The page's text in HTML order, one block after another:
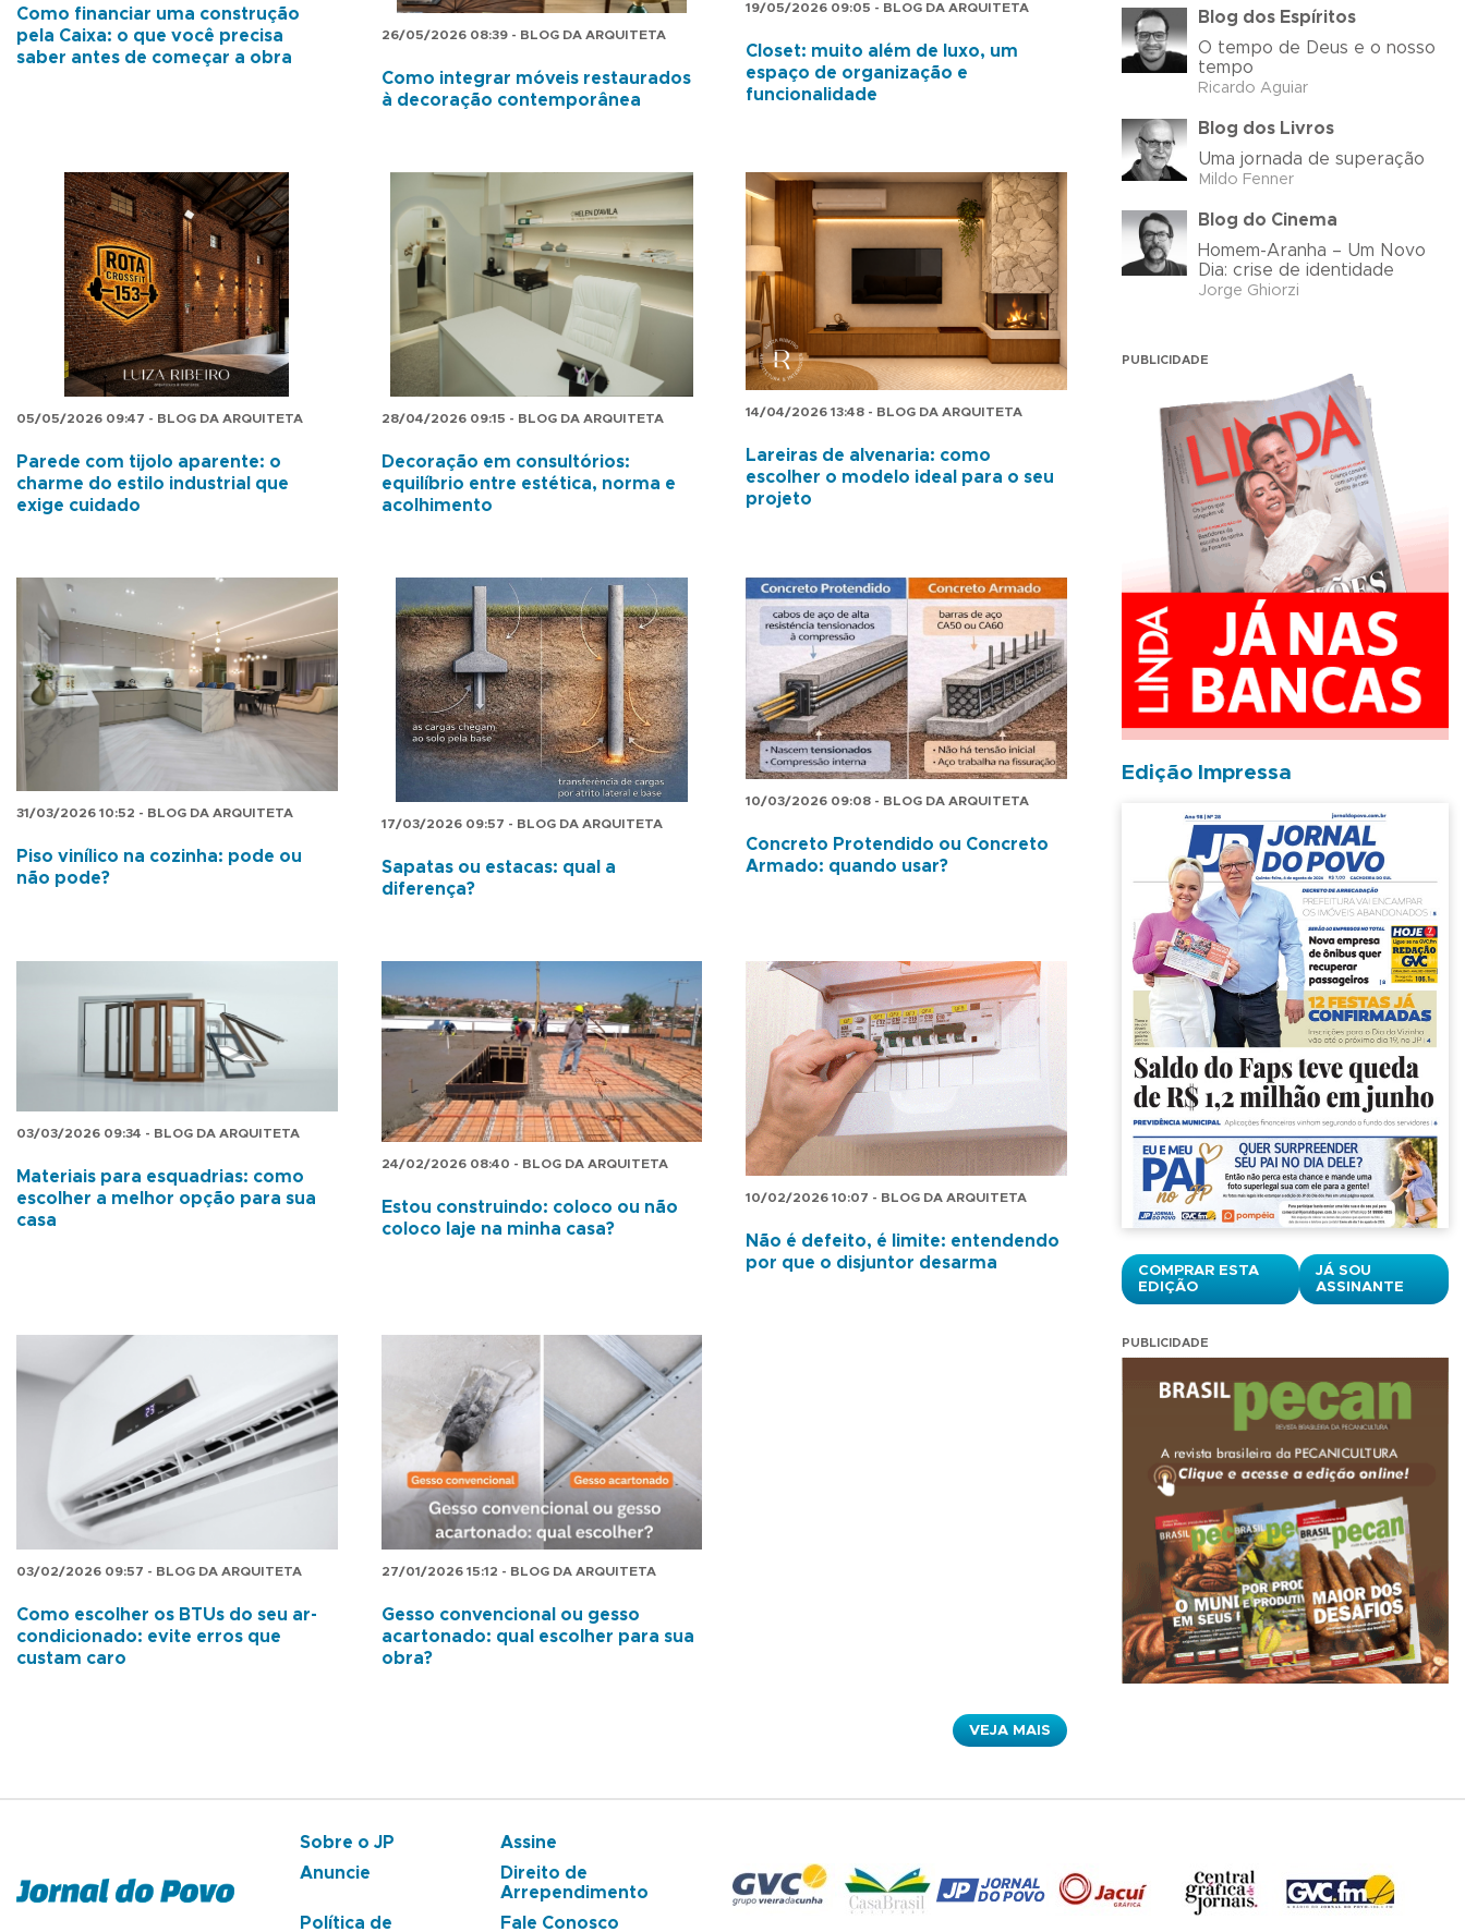
Como financiar uma construção
pela Caixa: o que você precisa
saber antes de começar a obra
26/05/2026 08:39 - BLOG DA ARQUITETA
Como integrar móveis restaurados
à decoração contemporânea
19/05/2026 09:05 - BLOG DA ARQUITETA
Closet: muito além de luxo, um
espaço de organização e
funcionalidade
05/05/2026 09:47 - BLOG DA ARQUITETA
Parede com tijolo aparente: o
charme do estilo industrial que
exige cuidado
28/04/2026 09:15 - BLOG DA ARQUITETA
Decoração em consultórios:
equilíbrio entre estética, norma e
acolhimento
14/04/2026 13:48 - BLOG DA ARQUITETA
Lareiras de alvenaria: como
escolher o modelo ideal para o seu
projeto
31/03/2026 10:52 - BLOG DA ARQUITETA
Piso vinílico na cozinha: pode ou
não pode?
17/03/2026 09:57 - BLOG DA ARQUITETA
Sapatas ou estacas: qual a
diferença?
10/03/2026 09:08 - BLOG DA ARQUITETA
Concreto Protendido ou Concreto
Armado: quando usar?
03/03/2026 09:34 - BLOG DA ARQUITETA
Materiais para esquadrias: como
escolher a melhor opção para sua
casa
24/02/2026 08:40 - BLOG DA ARQUITETA
Estou construindo: coloco ou não
coloco laje na minha casa?
10/02/2026 10:07 - BLOG DA ARQUITETA
Não é defeito, é limite: entendendo
por que o disjuntor desarma
03/02/2026 09:57 - BLOG DA ARQUITETA
Como escolher os BTUs do seu ar-
condicionado: evite erros que
custam caro
27/01/2026 15:12 - BLOG DA ARQUITETA
Gesso convencional ou gesso
acartonado: qual escolher para sua
obra?
VEJA MAIS
Blog dos Espíritos
O tempo de Deus e o nosso
tempo
Ricardo Aguiar
Blog dos Livros
Uma jornada de superação
Mildo Fenner
Blog do Cinema
Homem-Aranha – Um Novo
Dia: crise de identidade
Jorge Ghiorzi
PUBLICIDADE
Edição Impressa
COMPRAR ESTA
EDIÇÃO
JÁ SOU
ASSINANTE
PUBLICIDADE
Sobre o JP
Assine
Anuncie
Direito de
Arrependimento
Política de
Fale Conosco